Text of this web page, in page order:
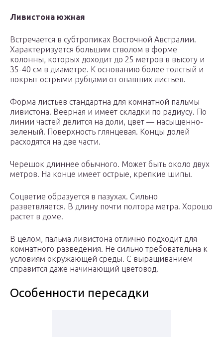
Ливистона южная
Встречается в субтропиках Восточной Австралии.
Характеризуется большим стволом в форме
колонны, которых доходит до 25 метров в высоту и
35-40 см в диаметре. К основанию более толстый и
покрыт острыми рубцами от опавших листьев.
Форма листьев стандартна для комнатной пальмы
ливистона. Веерная и имеет складки по радиусу. По
линии частей делится на доли, цвет — насыщенно-
зеленый. Поверхность глянцевая. Концы долей
расходятся на две части.
Черешок длиннее обычного. Может быть около двух
метров. На конце имеет острые, крепкие шипы.
Соцветие образуется в пазухах. Сильно
разветвляется. В длину почти полтора метра. Хорошо
растет в доме.
В целом, пальма ливистона отлично подходит для
комнатного разведения. Не сильно требовательна к
условиям окружающей среды. С выращиванием
справится даже начинающий цветовод.
Особенности пересадки